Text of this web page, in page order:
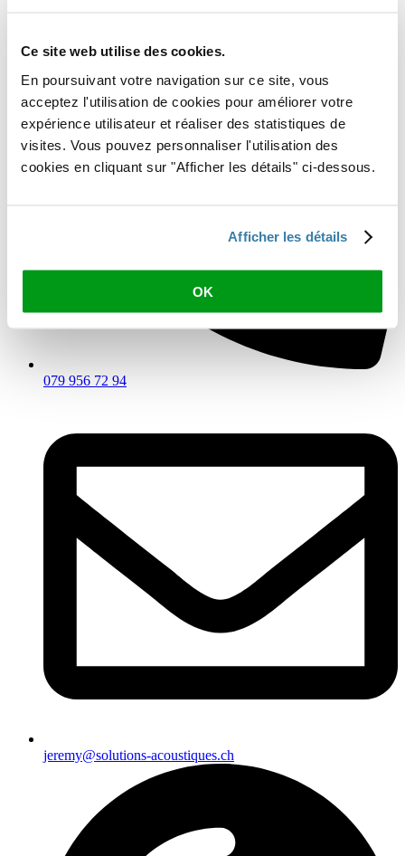
Ce site web utilise des cookies.
En poursuivant votre navigation sur ce site, vous
acceptez l'utilisation de cookies pour améliorer votre
expérience utilisateur et réaliser des statistiques de
visites. Vous pouvez personnaliser l'utilisation des
cookies en cliquant sur "Afficher les détails" ci-dessous.
Afficher les détails
OK
079 956 72 94
jeremy@solutions-acoustiques.ch